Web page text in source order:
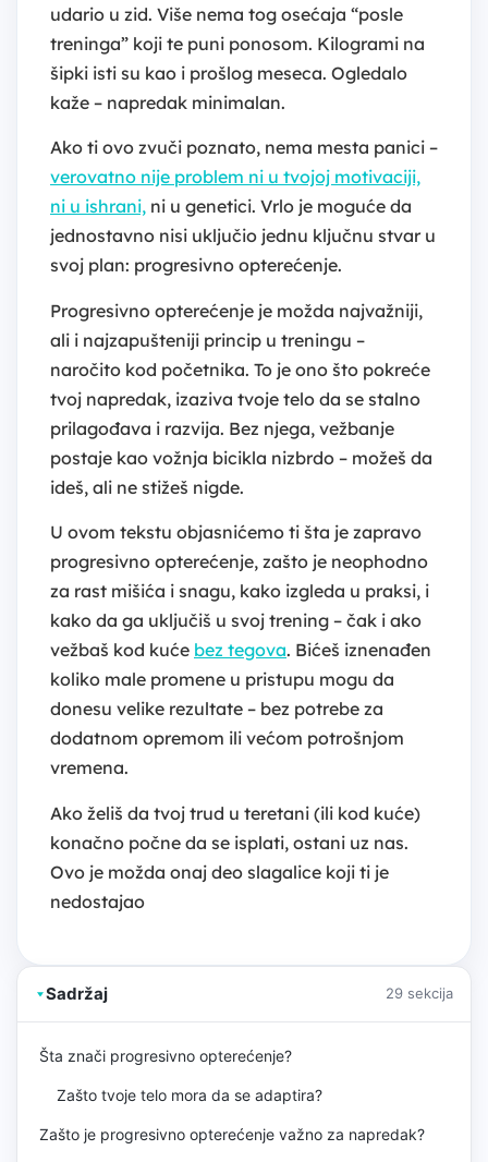
udario u zid. Više nema tog osećaja “posle
treninga” koji te puni ponosom. Kilogrami na
šipki isti su kao i prošlog meseca. Ogledalo
kaže – napredak minimalan.
Ako ti ovo zvuči poznato, nema mesta panici –
verovatno nije problem ni u tvojoj motivaciji,
ni u ishrani, ni u genetici. Vrlo je moguće da
jednostavno nisi uključio jednu ključnu stvar u
svoj plan: progresivno opterećenje.
Progresivno opterećenje je možda najvažniji,
ali i najzapušteniji princip u treningu –
naročito kod početnika. To je ono što pokreće
tvoj napredak, izaziva tvoje telo da se stalno
prilagođava i razvija. Bez njega, vežbanje
postaje kao vožnja bicikla nizbrdo – možeš da
ideš, ali ne stižeš nigde.
U ovom tekstu objasnićemo ti šta je zapravo
progresivno opterećenje, zašto je neophodno
za rast mišića i snagu, kako izgleda u praksi, i
kako da ga uključiš u svoj trening – čak i ako
vežbaš kod kuće bez tegova. Bićeš iznenađen
koliko male promene u pristupu mogu da
donesu velike rezultate – bez potrebe za
dodatnom opremom ili većom potrošnjom
vremena.
Ako želiš da tvoj trud u teretani (ili kod kuće)
konačno počne da se isplati, ostani uz nas.
Ovo je možda onaj deo slagalice koji ti je
nedostajao
Sadržaj 29 sekcija
Šta znači progresivno opterećenje?
Zašto tvoje telo mora da se adaptira?
Zašto je progresivno opterećenje važno za napredak?